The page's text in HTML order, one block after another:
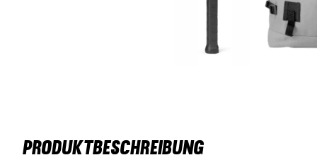
PRODUKTBESCHREIBUNG